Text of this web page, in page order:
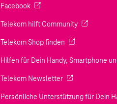
Facebook(Wird in einem neuen Tab
Telekom hilft Community(Wird in
Telekom Shop finden (Wird in einem
Hilfen für Dein Handy, Smartphone
Telekom Newsletter(Wird in einem
Persönliche Unterstützung für Dein